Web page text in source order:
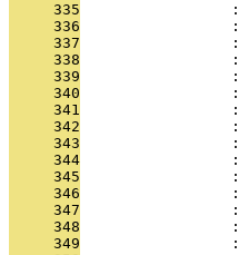
     335
                 :
     336
     337
                 :
     338
                 :
     339
     340
                 :
     341
                 :
     342
     343
     344
     345
                 :
     346
     347
     348
     349